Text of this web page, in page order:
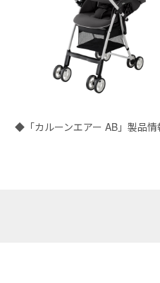
◆「カルーンエアー AB」製品情